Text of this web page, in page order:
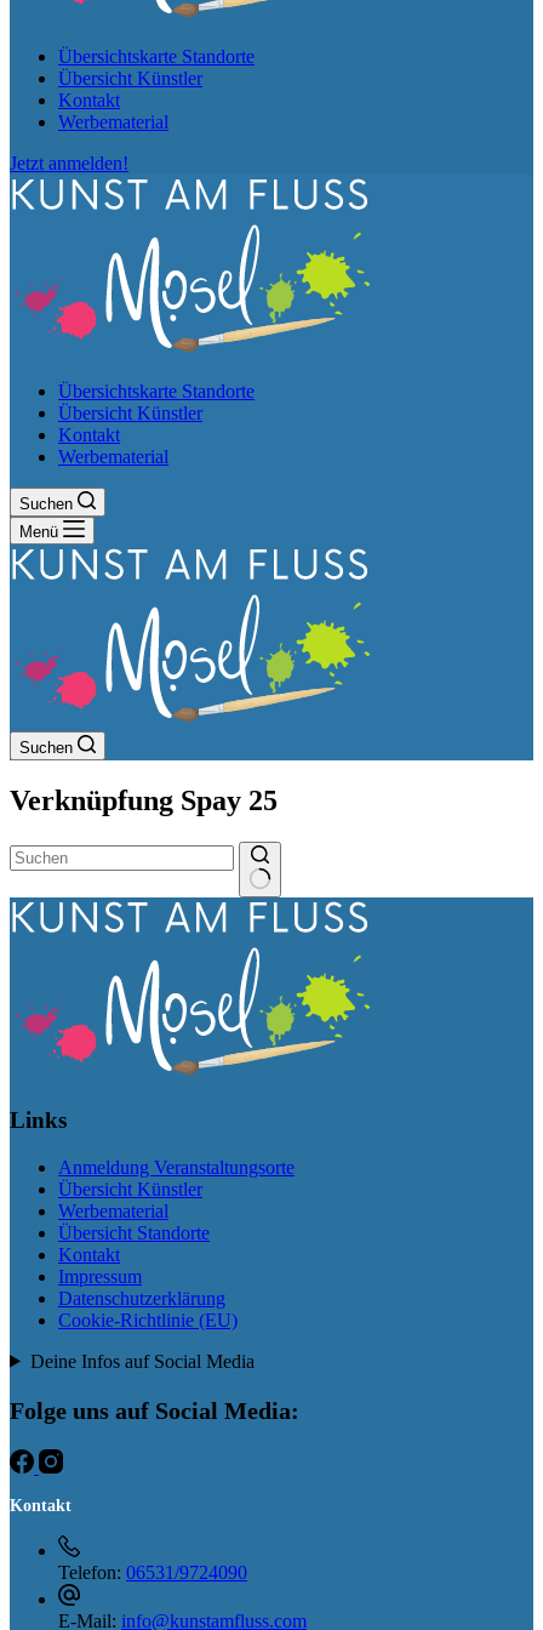
Übersichtskarte Standorte
Übersicht Künstler
Kontakt
Werbematerial
Jetzt anmelden!
Übersichtskarte Standorte
Übersicht Künstler
Kontakt
Werbematerial
Suchen
Menü
Suchen
Verknüpfung Spay 25
Keine
Ergebnisse
Links
Anmeldung Veranstaltungsorte
Übersicht Künstler
Werbematerial
Übersicht Standorte
Kontakt
Impressum
Datenschutzerklärung
Cookie-Richtlinie (EU)
Deine Infos auf Social Media
Folge uns auf Social Media:
Kontakt
Telefon: 06531/9724090
E-Mail: info@kunstamfluss.com